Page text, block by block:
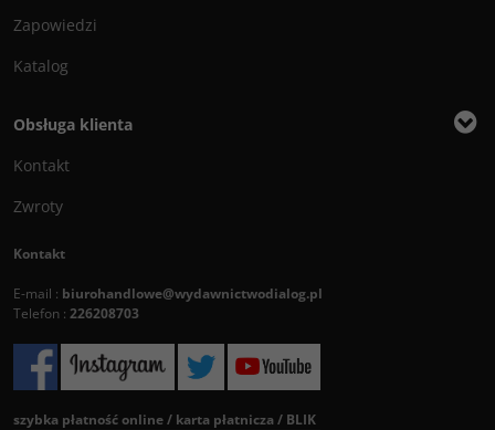
Zapowiedzi
Katalog
Obsługa klienta
Kontakt
Zwroty
Kontakt
E-mail : biurohandlowe@wydawnictwodialog.pl
Telefon : 226208703
szybka płatność online / karta płatnicza / BLIK